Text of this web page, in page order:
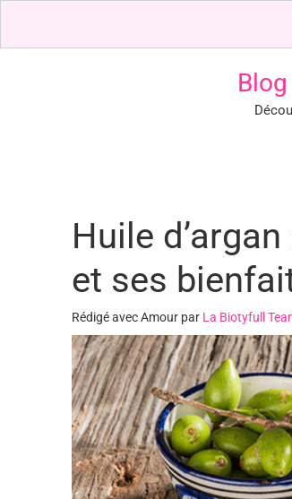
Blog Beauté Bio :
Blog Beauté Bio : Découvrez nos Secrets
Huile
et ses
Rédigé avec Amour par La Biotyfull